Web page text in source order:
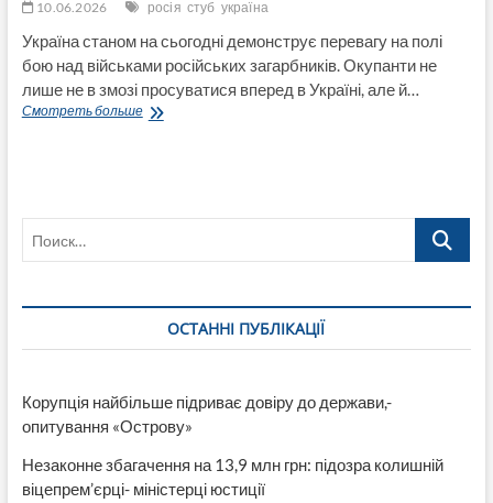
10.06.2026 росія стуб україна
Україна станом на сьогодні демонструє перевагу на полі
бою над військами російських загарбників. Окупанти не
лише не в змозі просуватися вперед в Україні, але й…
Смотреть большеСтубб:
ресурси
темпи
Поиск…
ОСТАННІ ПУБЛІКАЦІЇ
Корупція найбільше підриває довіру до держави,-
опитування «Острову»
Незаконне збагачення на 13,9 млн грн: підозра колишній
віцепрем’єрці- міністерці юстиції